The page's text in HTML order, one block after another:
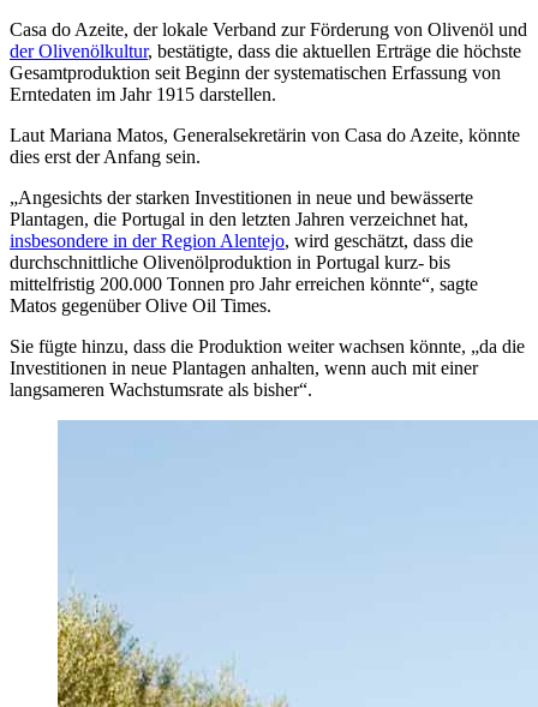
Casa do Azeite, der lokale Verband zur Förderung von Olivenöl und
der Olivenölkultur, bestätigte, dass die aktuellen Erträge die höchste
Gesamtproduktion seit Beginn der systematischen Erfassung von
Erntedaten im Jahr 1915 darstellen.
Laut Mariana Matos, Generalsekretärin von Casa do Azeite, könnte
dies erst der Anfang sein.
„Angesichts der starken Investitionen in neue und bewässerte
Plantagen, die Portugal in den letzten Jahren verzeichnet hat,
insbesondere in der Region Alentejo, wird geschätzt, dass die
durchschnittliche Olivenölproduktion in Portugal kurz- bis
mittelfristig 200.000 Tonnen pro Jahr erreichen könnte“, sagte
Matos gegenüber Olive Oil Times.
Sie fügte hinzu, dass die Produktion weiter wachsen könnte, „da die
Investitionen in neue Plantagen anhalten, wenn auch mit einer
langsameren Wachstumsrate als bisher“.